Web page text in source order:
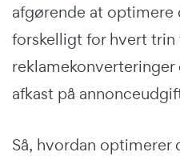
afgørende at optimere
forskelligt for hvert trin
afkast på
Så, hvordan optimerer